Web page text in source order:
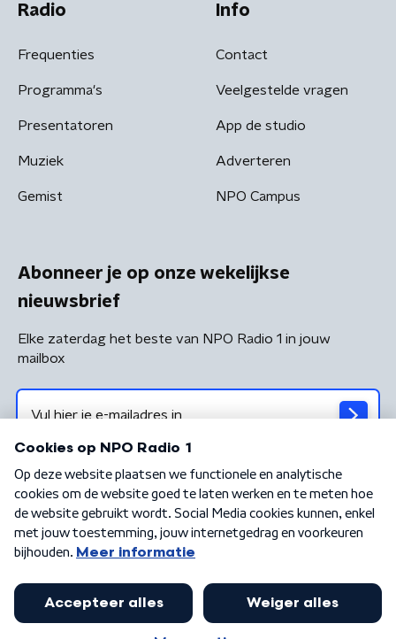
Radio
Frequenties
Programma's
Presentatoren
Muziek
Gemist
Info
Contact
Veelgestelde vragen
App de studio
Adverteren
NPO Campus
Abonneer je op onze wekelijkse
nieuwsbrief
Elke zaterdag het beste van NPO Radio 1 in jouw
mailbox
Algemene voorwaarden